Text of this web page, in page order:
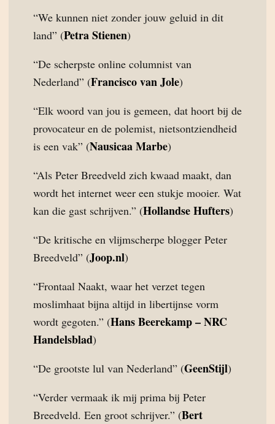
“We kunnen niet zonder jouw geluid in dit
land” (Petra Stienen)
“De scherpste online columnist van
Nederland” (Francisco van Jole)
“Elk woord van jou is gemeen, dat hoort bij de
provocateur en de polemist, nietsontziendheid
is een vak” (Nausicaa Marbe)
“Als Peter Breedveld zich kwaad maakt, dan
wordt het internet weer een stukje mooier. Wat
kan die gast schrijven.” (Hollandse Hufters)
“De kritische en vlijmscherpe blogger Peter
Breedveld” (Joop.nl)
“Frontaal Naakt, waar het verzet tegen
moslimhaat bijna altijd in libertijnse vorm
wordt gegoten.” (Hans Beerekamp – NRC
Handelsblad)
“De grootste lul van Nederland” (GeenStijl)
“Verder vermaak ik mij prima bij Peter
Breedveld. Een groot schrijver.” (Bert